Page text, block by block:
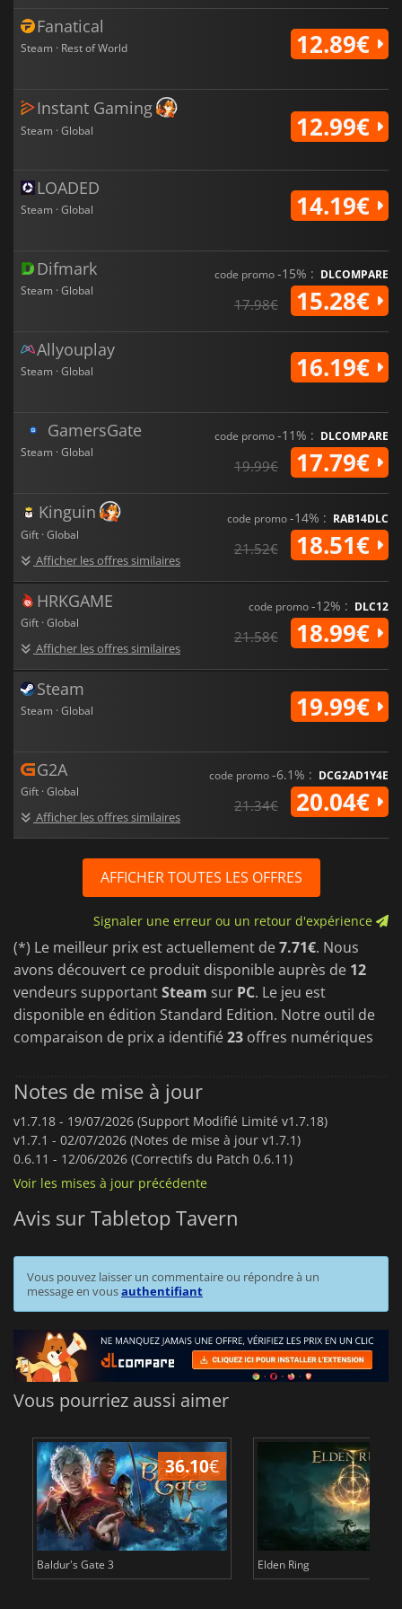
Fanatical
Steam · Rest of World 12.89€
Instant Gaming
Steam · Global 12.99€
LOADED
Steam · Global 14.19€
Difmark
Steam · Global
code promo-15% : DLCOMPARE
17.98€ 15.28€
Allyouplay
Steam · Global 16.19€
GamersGate
Steam · Global
code promo-11% : DLCOMPARE
19.99€ 17.79€
Kinguin
Gift · Global
Afficher les offres similaires
code promo-14% : RAB14DLC
21.52€ 18.51€
HRKGAME
Gift · Global
Afficher les offres similaires
code promo-12% : DLC12
21.58€ 18.99€
Steam
Steam · Global 19.99€
G2A
Gift · Global
Afficher les offres similaires
code promo-6.1% : DCG2AD1Y4E
21.34€ 20.04€
AFFICHER TOUTES LES OFFRES
Signaler une erreur ou un retour d'expérience
(*) Le meilleur prix est actuellement de7.71€. Nous
avons découvert ce produit disponible auprès de 12
vendeurs supportantSteam sur PC. Le jeu est
disponible en édition Standard Edition. Notre outil de
comparaison de prix a identifié23 offres numériques
Notes de mise à jour
v1.7.18 - 19/07/2026 (Support Modifié Limité v1.7.18)
v1.7.1 - 02/07/2026 (Notes de mise à jour v1.7.1)
0.6.11 - 12/06/2026 (Correctifs du Patch 0.6.11)
Voir les mises à jour précédente
Avis sur Tabletop Tavern
Vous pouvez laisser un commentaire ou répondre à un
message en vousauthentifiant
Vous pourriez aussi aimer
36.10€
Baldur's Gate 3 Elden Ring